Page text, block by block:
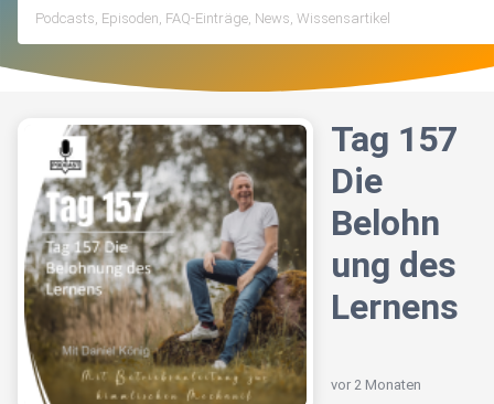
Tag 157
Die
Belohn
ung des
Lernens
vor 2 Monaten